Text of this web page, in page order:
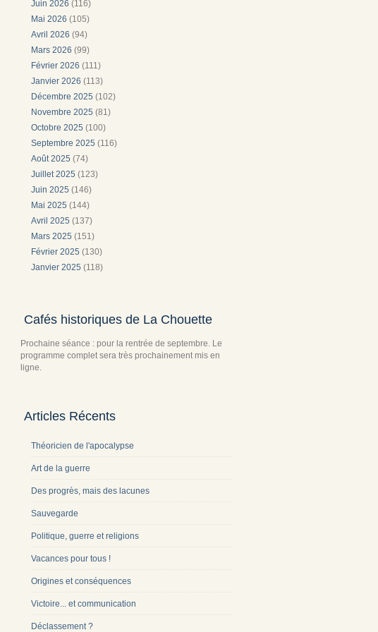
Juin 2026 (116)
Mai 2026 (105)
Avril 2026 (94)
Mars 2026 (99)
Février 2026 (111)
Janvier 2026 (113)
Décembre 2025 (102)
Novembre 2025 (81)
Octobre 2025 (100)
Septembre 2025 (116)
Août 2025 (74)
Juillet 2025 (123)
Juin 2025 (146)
Mai 2025 (144)
Avril 2025 (137)
Mars 2025 (151)
Février 2025 (130)
Janvier 2025 (118)
Cafés historiques de La Chouette
Prochaine séance : pour la rentrée de septembre. Le
programme complet sera très prochainement mis en
ligne.
Articles Récents
Théoricien de l'apocalypse
Art de la guerre
Des progrès, mais des lacunes
Sauvegarde
Politique, guerre et religions
Vacances pour tous !
Origines et conséquences
Victoire... et communication
Déclassement ?